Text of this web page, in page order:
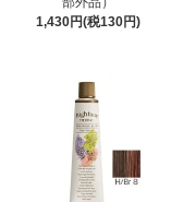
1,430円(税130円)